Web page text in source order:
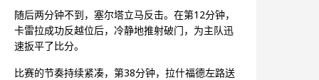
随后两分钟不到，塞尔塔立马反击。在第12分钟，
卡雷拉成功反越位后，冷静地推射破门，为主队迅
速扳平了比分。
比赛的节奏持续紧凑，第38分钟，拉什福德左路送